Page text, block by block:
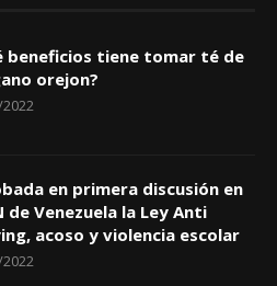
beneficios tiene tomar té de
orejon?
en primera discusión en
de Venezuela la Ley Anti
acoso y violencia escolar